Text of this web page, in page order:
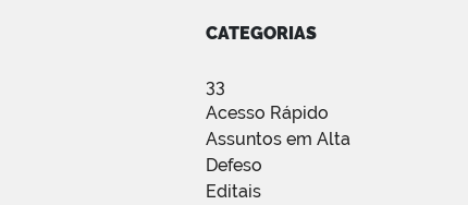
CATEGORIAS
33
Acesso Rápido
Assuntos em Alta
Defeso
Editais